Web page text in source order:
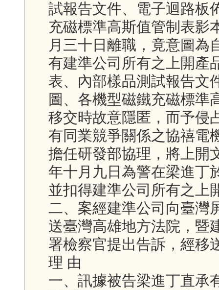
試報告文件、電子迴路板
充磁標準高斯值管制表影
月三十日離職，竟意圖為
有建準公司所有之上開產
表、內部樣品測試報告文
圖、各機型磁鐵充磁標準
移交時故意隱匿，而予侵
有同業競爭關係之協禧電
擔任研發部協理，將上開
年十月九日為警在梁進丁
並扣得建準公司所有之上
二、案經建準公司向臺灣
送臺灣高雄地方法院，暨
署檢察官提出告訴，經移
理 由
一、訊據被告梁進丁直承